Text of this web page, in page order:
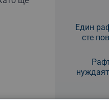
Един
сте